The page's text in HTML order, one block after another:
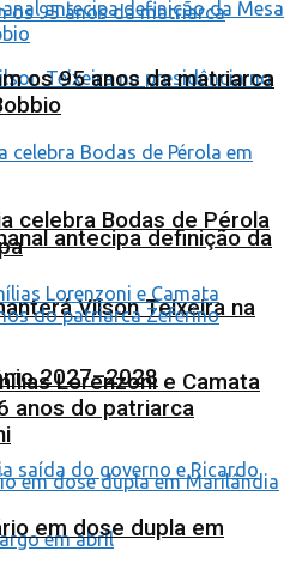
antecipa definição da
Vilson Teixeira na
2027–2028
os 95 anos da matriarca
celebra Bodas de Pérola
Lorenzoni e Camata
anos do patriarca
em dose dupla em